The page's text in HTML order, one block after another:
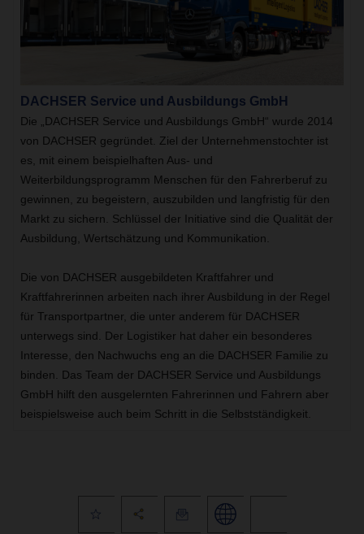
DACHSER Service und Ausbildungs GmbH
Die „DACHSER Service und Ausbildungs GmbH“ wurde 2014
von DACHSER gegründet. Ziel der Unternehmenstochter ist
es, mit einem beispielhaften Aus- und
Weiterbildungsprogramm Menschen für den Fahrerberuf zu
gewinnen, zu begeistern, auszubilden und langfristig für den
Markt zu sichern. Schlüssel der Initiative sind die Qualität der
Ausbildung, Wertschätzung und Kommunikation.
Die von DACHSER ausgebildeten Kraftfahrer und
Kraftfahrerinnen arbeiten nach ihrer Ausbildung in der Regel
für Transportpartner, die unter anderem für DACHSER
unterwegs sind. Der Logistiker hat daher ein besonderes
Interesse, den Nachwuchs eng an die DACHSER Familie zu
binden. Das Team der DACHSER Service und Ausbildungs
GmbH hilft den ausgelernten Fahrerinnen und Fahrern aber
beispielsweise auch beim Schritt in die Selbstständigkeit.